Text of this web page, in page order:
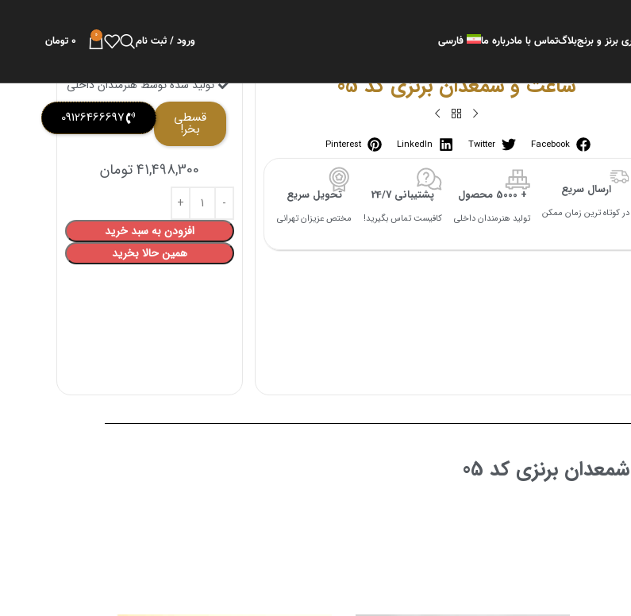
برنز و برنجبلاگتماس با مادرباره ما فارسی ورود / ثبت نام 0
0 تومان
ساعت و شمعدان برنزی کد 05
Facebook
Twitter
LinkedIn
Pinterest
ارسال سریع
در کوتاه ترین زمان ممکن
+ 5000 محصول
تولید هنرمندان داخلی
پشتیبانی 24/7
کافیست تماس بگیرید!
تحویل سریع
مختص عزیزان تهرانی
تولید شده توسط هنرمندان داخلی
قسطی
بخر!
09126466697
41,498,300تومان
افزودن به سبد خرید
همین حالا بخرید
برنزی کد 05